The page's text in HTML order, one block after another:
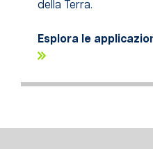
della Terra.
Esplora le